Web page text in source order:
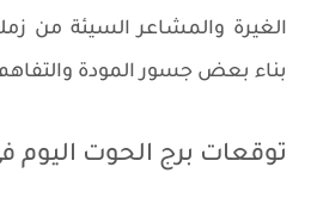
الغيرة والمشاعر السيئة من
بناء بعض جسور المودة
توقعات برج الحوت اليوم